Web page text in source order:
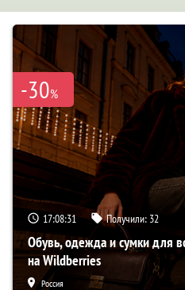
-30%
17:08:30 Получили: 32
Обувь, одежда и сумки для
на Wildberries
Россия